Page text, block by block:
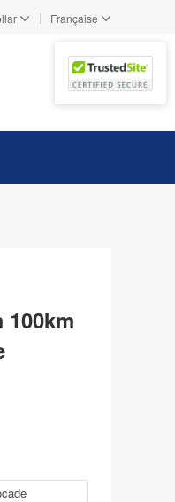
| Française
100km